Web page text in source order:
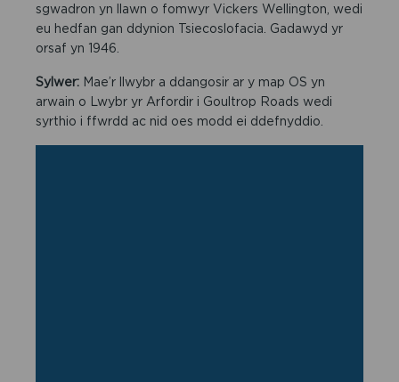
sgwadron yn llawn o fomwyr Vickers Wellington, wedi
eu hedfan gan ddynion Tsiecoslofacia. Gadawyd yr
orsaf yn 1946.
Sylwer: Mae’r llwybr a ddangosir ar y map OS yn
arwain o Lwybr yr Arfordir i Goultrop Roads wedi
syrthio i ffwrdd ac nid oes modd ei ddefnyddio.